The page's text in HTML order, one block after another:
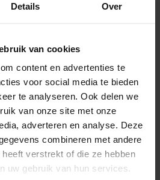
Details Over
van cookies
content en advertenties te
voor social media te bieden
te analyseren. Ook delen we
van onze site met onze
adverteren en analyse. Deze
combineren met andere
verstrekt of die ze hebben
uw gebruik van hun services.
in het ‘All-Region